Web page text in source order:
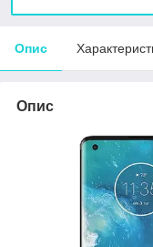
Опис
Опис